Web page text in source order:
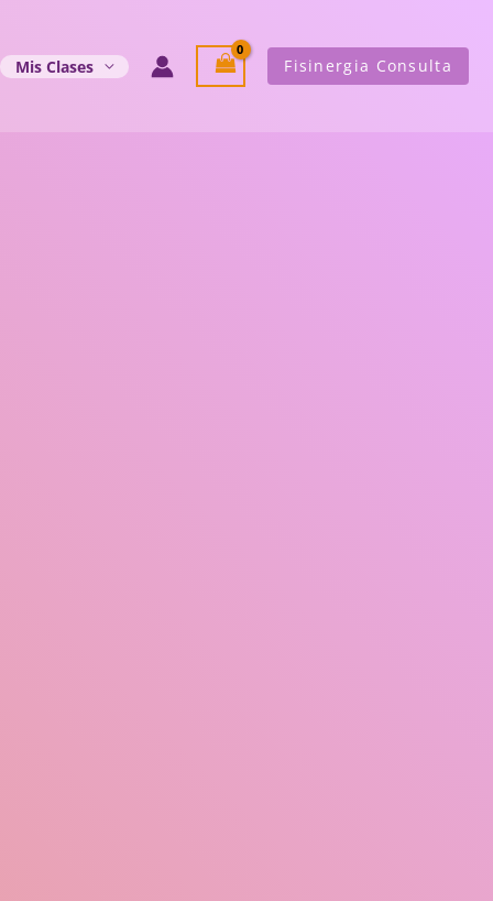
Mis Clases Fisinergia Consulta